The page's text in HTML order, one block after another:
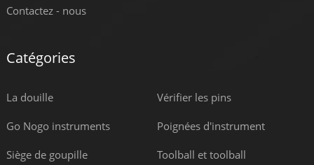
Contactez - nous
Catégories
La douille Vérifier les pins
Go Nogo instruments Poignées d'instrument
Siège de goupille
Toolball et toolball